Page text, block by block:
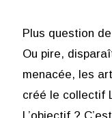
Plus question
Ou pire,
menacée, les
créé le collectif